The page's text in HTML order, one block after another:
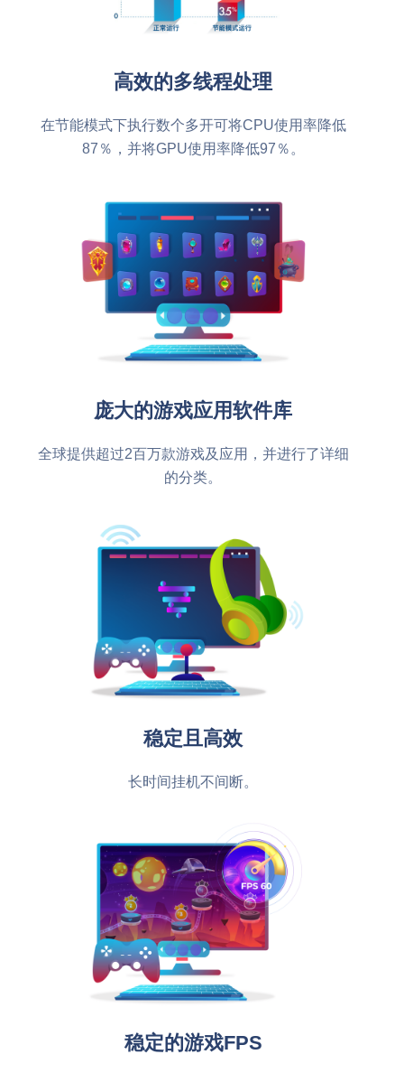
高效的多线程处理
在节能模式下执行数个多开可将CPU使用率降低
87％，并将GPU使用率降低97％。
庞大的游戏应用软件库
全球提供超过2百万款游戏及应用，并进行了详细
的分类。
稳定且高效
长时间挂机不间断。
稳定的游戏FPS